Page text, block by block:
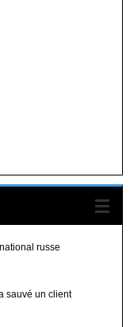
russe
sauvé un client